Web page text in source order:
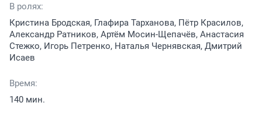
В ролях:
Кристина Бродская, Глафира Тарханова, Пётр Красилов,
Александр Ратников, Артём Мосин-Щепачёв, Анастасия
Стежко, Игорь Петренко, Наталья Чернявская, Дмитрий
Исаев
Время:
140 мин.